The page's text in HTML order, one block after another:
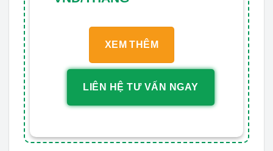
XEM THÊM
LIÊN HỆ TƯ VẤN NGAY